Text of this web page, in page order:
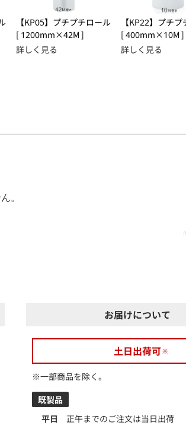
【KP05】プチプチロール
[ 1200mm×42M ]
詳しく見る
【KP22】プチ
[ 400mm×10M ]
詳しく見る
。
お届けについて
土日出荷可
※一部商品を除く。
既製品
平日 正午までのご注文は当日出荷